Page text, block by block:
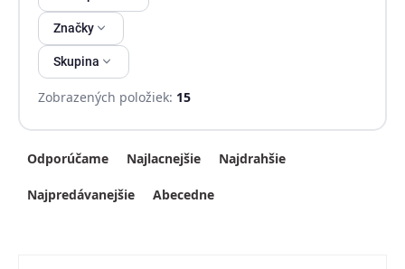
Značky
Skupina
Zobrazených položiek: 15
Radenie produktov
Odporúčame Najlacnejšie Najdrahšie
Najpredávanejšie Abecedne